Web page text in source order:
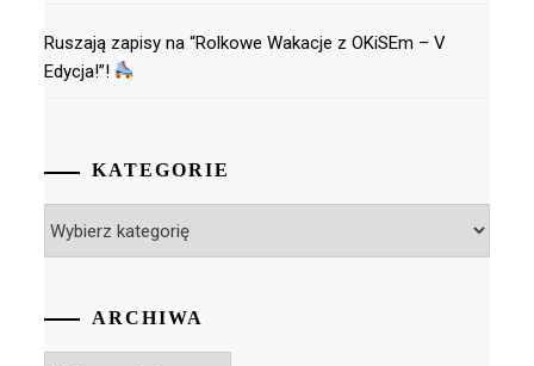
Ruszają zapisy na “Rolkowe Wakacje z OKiSEm – V
Edycja!”!
KATEGORIE
ARCHIWA